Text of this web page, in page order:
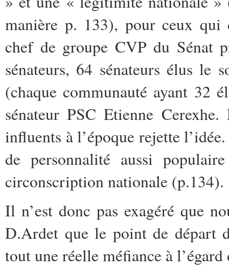
manière p. 133), pour ceux qui
chef de groupe CVP du Sénat
sénateurs, 64 sénateurs élus le
(chaque communauté ayant 32
sénateur PSC Etienne
influents à l’époque rejette
de personnalité aussi
circonscription nationale (p.134).
Il n’est donc pas exagéré que
D.Ardet que le point de départ
tout une réelle méfiance à